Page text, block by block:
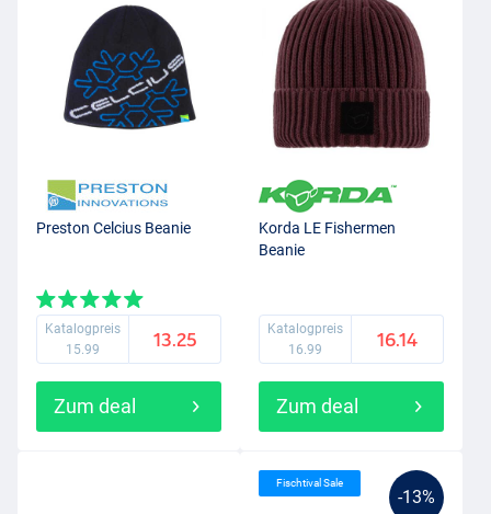
Preston Celcius Beanie
Katalogpreis
15.99
13.25
Zum deal
Korda LE Fishermen
Beanie
Katalogpreis
16.99
16.14
Zum deal
-13%
Fischtival Sale